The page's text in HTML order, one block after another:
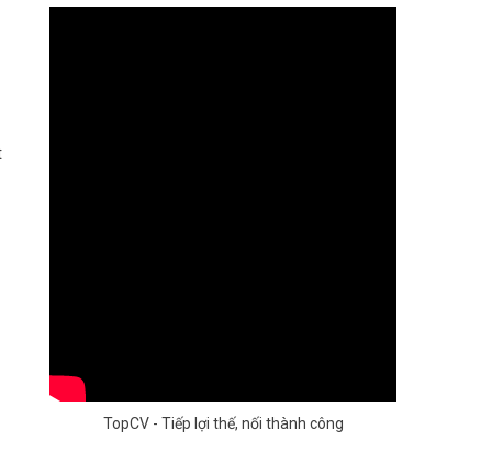
TopCV - Tiếp lợi thế, nối thành công